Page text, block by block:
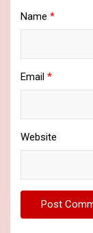
Name *
Email *
Website